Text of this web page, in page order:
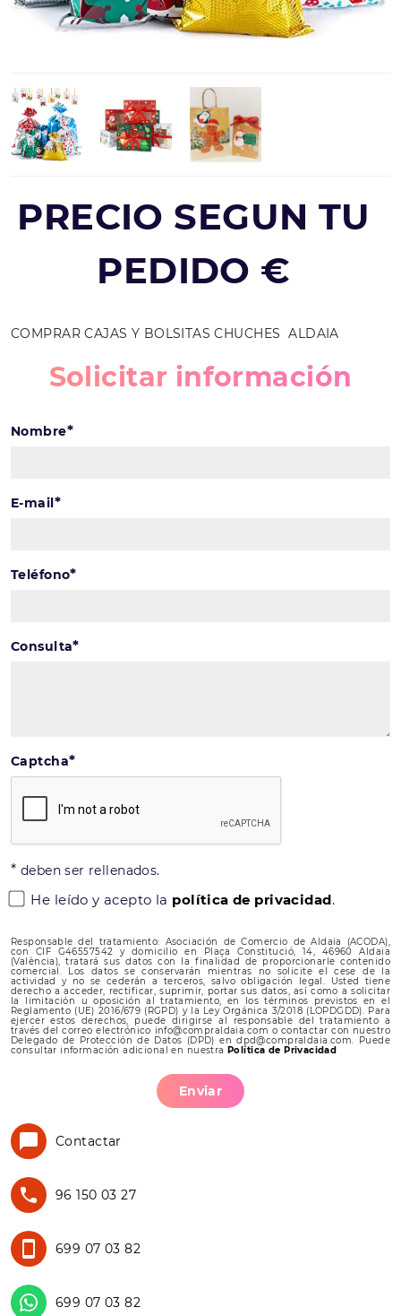
PRECIO SEGUN TU
PEDIDO €
COMPRAR CAJAS Y BOLSITAS CHUCHES ALDAIA
Solicitar información
Nombre*
E-mail*
Teléfono*
Consulta*
Captcha*
* deben ser rellenados.
He leído y acepto la política de privacidad.
Responsable del tratamiento: Asociación de Comercio de Aldaia (ACODA),
con CIF G46557542 y domicilio en Plaça Constitució, 14, 46960 Aldaia
(València), tratará sus datos con la finalidad de proporcionarle contenido
comercial. Los datos se conservarán mientras no solicite el cese de la
actividad y no se cederán a terceros, salvo obligación legal. Usted tiene
derecho a acceder, rectificar, suprimir, portar sus datos, así como a solicitar
la limitación u oposición al tratamiento, en los términos previstos en el
Reglamento (UE) 2016/679 (RGPD) y la Ley Orgánica 3/2018 (LOPDGDD). Para
ejercer estos derechos, puede dirigirse al responsable del tratamiento a
través del correo electrónico info@compraldaia.com o contactar con nuestro
Delegado de Protección de Datos (DPD) en dpd@compraldaia.com. Puede
consultar información adicional en nuestraPolítica de Privacidad
Enviar
Contactar
96 150 03 27
699 07 03 82
699 07 03 82